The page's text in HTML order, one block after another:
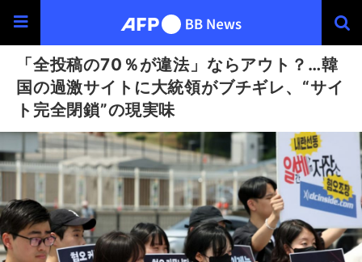
「全投稿の70％が違法」ならアウト？…韓
国の過激サイトに大統領がブチギレ、“サイ
ト完全閉鎖”の現実味